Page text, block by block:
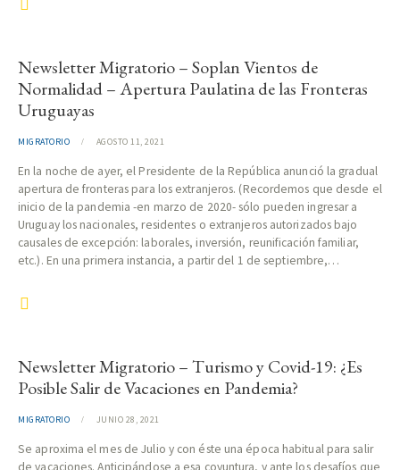
Newsletter Migratorio – Soplan Vientos de
Normalidad – Apertura Paulatina de las Fronteras
Uruguayas
MIGRATORIO AGOSTO 11, 2021
En la noche de ayer, el Presidente de la República anunció la gradual
apertura de fronteras para los extranjeros. (Recordemos que desde el
inicio de la pandemia -en marzo de 2020- sólo pueden ingresar a
Uruguay los nacionales, residentes o extranjeros autorizados bajo
causales de excepción: laborales, inversión, reunificación familiar,
etc.). En una primera instancia, a partir del 1 de septiembre,…
Newsletter Migratorio – Turismo y Covid-19: ¿Es
Posible Salir de Vacaciones en Pandemia?
MIGRATORIO JUNIO 28, 2021
Se aproxima el mes de Julio y con éste una época habitual para salir
de vacaciones. Anticipándose a esa coyuntura, y ante los desafíos que